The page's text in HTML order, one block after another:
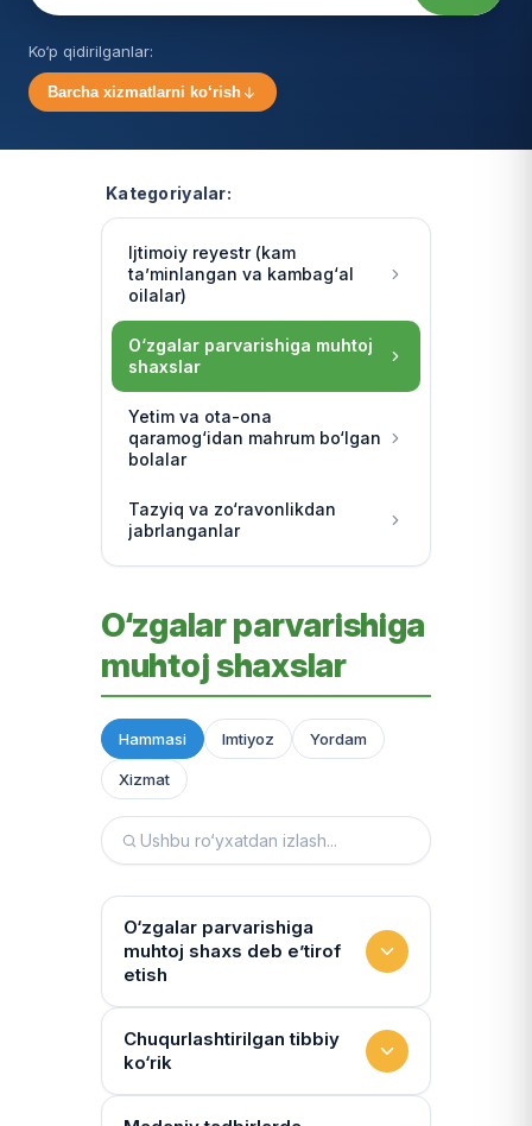
Ko‘p qidirilganlar:
Barcha xizmatlarni ko‘rish
Kategoriyalar:
Ijtimoiy reyestr (kam
ta’minlangan va kambag‘al
oilalar)
O‘zgalar parvarishiga muhtoj
shaxslar
Yetim va ota-ona
qaramog‘idan mahrum bo‘lgan
bolalar
Tazyiq va zo‘ravonlikdan
jabrlanganlar
O‘zgalar parvarishiga
muhtoj shaxslar
Hammasi Imtiyoz Yordam
Xizmat
O‘zgalar parvarishiga
muhtoj shaxs deb e’tirof
etish
Yashash sharoitini kim
baholaydi?
Multidissiplinar guruh: "Inson"
Chuqurlashtirilgan tibbiy
ko‘rik